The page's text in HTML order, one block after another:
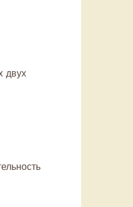
двух